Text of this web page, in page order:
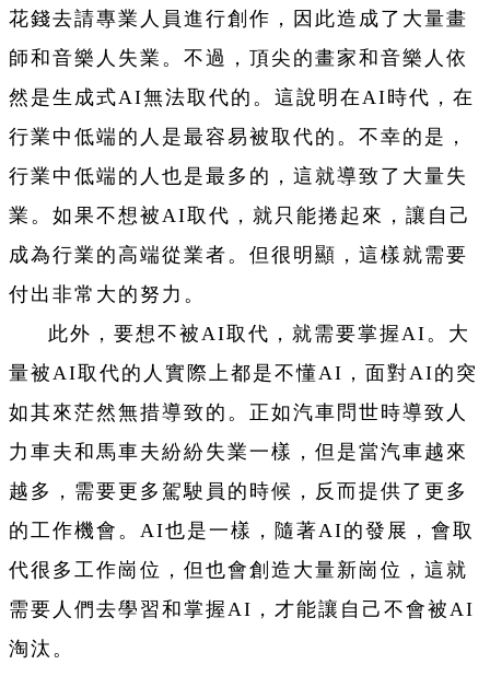
花錢去請專業人員進行創作，因此造成了大量畫
師和音樂人失業。不過，頂尖的畫家和音樂人依
然是生成式AI無法取代的。這說明在AI時代，在
行業中低端的人是最容易被取代的。不幸的是，
行業中低端的人也是最多的，這就導致了大量失
業。如果不想被AI取代，就只能捲起來，讓自己
成為行業的高端從業者。但很明顯，這樣就需要
付出非常大的努力。
此外，要想不被AI取代，就需要掌握AI。大
量被AI取代的人實際上都是不懂AI，面對AI的突
如其來茫然無措導致的。正如汽車問世時導致人
力車夫和馬車夫紛紛失業一樣，但是當汽車越來
越多，需要更多駕駛員的時候，反而提供了更多
的工作機會。AI也是一樣，隨著AI的發展，會取
代很多工作崗位，但也會創造大量新崗位，這就
需要人們去學習和掌握AI，才能讓自己不會被AI
淘汰。